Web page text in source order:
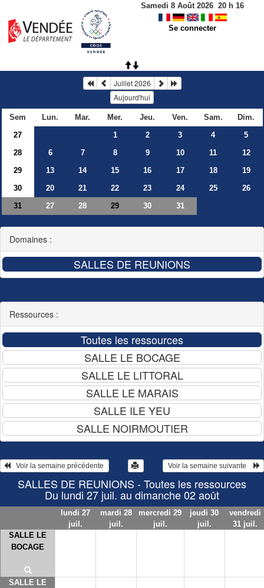
Samedi 8 Août 2026 20 h 16
Se connecter
Juillet 2026
Aujourd'hui
Sem Lun. Mar. Mer. Jeu. Ven. Sam.
Dim.
27
1 2 3 4
5
28
6 7 8 9 10 11
12
29
13 14 15 16 17 18
19
30
20 21 22 23 24 25
26
31
27 28 29 30 31
Domaines :
Ressources :
Voir la semaine suivante
SALLES DE REUNIONS - Toutes les ressources
Du lundi 27 juil. au dimanche 02 août
lundi 27
juil.
mardi 28
juil.
mercredi 29
juil.
jeudi 30
juil.
vendredi
31 juil.
SALLE LE
BOCAGE
SALLE LE